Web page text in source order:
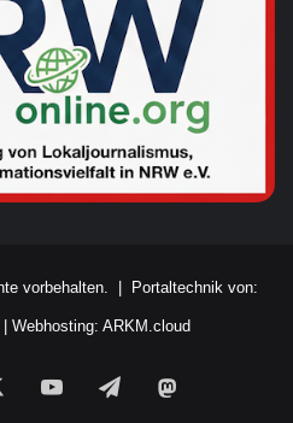
vorbehalten. | Portaltechnik von:
Webhosting: ARKM.cloud
YouTubeTelegram